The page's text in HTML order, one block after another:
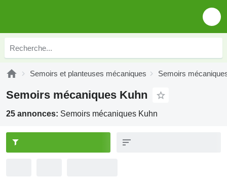
Semoirs et planteuses mécaniques Semoirs
Semoirs mécaniques Kuhn
25 annonces: Semoirs mécaniques Kuhn